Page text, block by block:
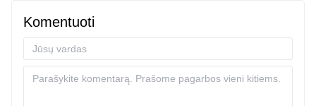
Komentuoti